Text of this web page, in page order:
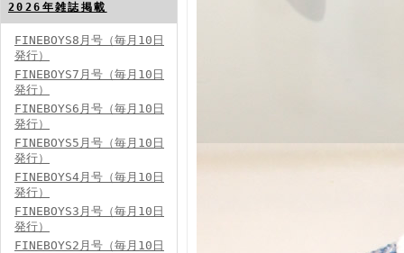
FINEBOYS2024年10月号
FINEBOYS2024年9月号
2026年雑誌掲載
FINEBOYS8月号（毎月10日
発行）
FINEBOYS7月号（毎月10日
発行）
FINEBOYS6月号（毎月10日
発行）
FINEBOYS5月号（毎月10日
発行）
FINEBOYS4月号（毎月10日
発行）
FINEBOYS3月号（毎月10日
発行）
FINEBOYS2月号（毎月10日